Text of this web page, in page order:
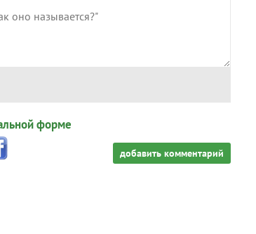
форме
добавить комментарий